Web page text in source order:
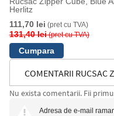
Herlitz
111,70 lei (pret cu TVA)
131,40 lei(pret cu TVA)
COMENTARII RUCSAC
Nu exista comentarii. Fii
Adresa de e-mail